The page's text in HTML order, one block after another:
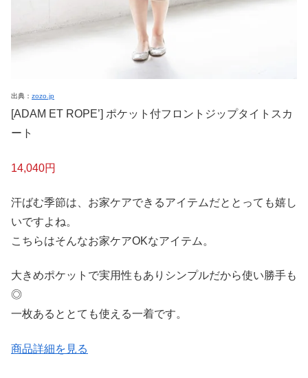
出典： zozo.jp
[ADAM ET ROPE’] ポケット付フロントジップタイトスカ
ート
14,040円
汗ばむ季節は、お家ケアできるアイテムだととっても嬉し
いですよね。
こちらはそんなお家ケアOKなアイテム。
大きめポケットで実用性もありシンプルだから使い勝手も
◎
一枚あるととても使える一着です。
商品詳細を見る